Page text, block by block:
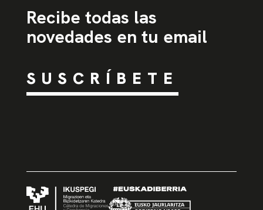
Recibe todas las
novedades en tu email
SUSCRÍBETE